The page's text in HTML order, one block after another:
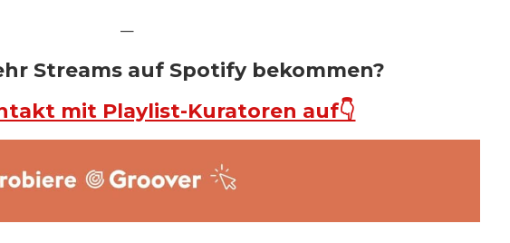
—
Streams auf Spotify bekommen?
mit Playlist-Kuratoren auf👇